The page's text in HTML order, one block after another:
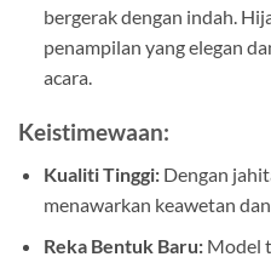
bergerak dengan indah.
penampilan yang elegan
acara.
Keistimewaan:
Kualiti Tinggi:Dengan
menawarkan keawetan
Reka Bentuk Baru:Model